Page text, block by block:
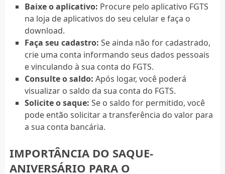
Baixe o aplicativo: Procure pelo aplicativo FGTS
na loja de aplicativos do seu celular e faça o
download.
Faça seu cadastro: Se ainda não for cadastrado,
crie uma conta informando seus dados pessoais
e vinculando à sua conta do FGTS.
Consulte o saldo: Após logar, você poderá
visualizar o saldo da sua conta do FGTS.
Solicite o saque: Se o saldo for permitido, você
pode então solicitar a transferência do valor para
a sua conta bancária.
IMPORTÂNCIA DO SAQUE-
ANIVERSÁRIO PARA O